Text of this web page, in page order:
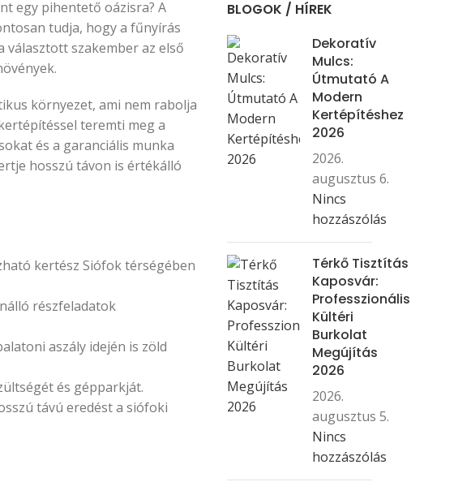
egy pihentető oázisra? A
tudja, hogy a fűnyírás
választott szakember az első
környezet, ami nem rabolja
teremti meg a
és a garanciális munka
hosszú távon is értékálló
kertész Siófok térségében
részfeladatok
aszály idején is zöld
és gépparkját.
távú eredést a siófoki
BLOGOK / HÍREK
Dekoratív
Mulcs:
Útmutató A
Modern
Kertépítéshez
2026
2026.
augusztus 6.
Nincs
hozzászólás
Térkő Tisztítás
Kaposvár:
Professzionális
Kültéri
Burkolat
Megújítás
2026
2026.
augusztus 5.
Nincs
hozzászólás